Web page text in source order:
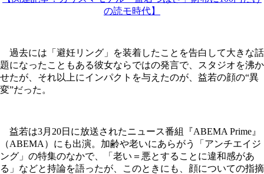
の読モ時代】
過去には「避妊リング」を装着したことを告白して大きな話
題になったこともある彼女ならではの発言で、スタジオを沸か
せたが、それ以上にインパクトを与えたのが、益若の顔の“異
変”だった。
益若は3月20日に放送されたニュース番組『ABEMA Prime』
（ABEMA）にも出演。加齢や老いにあらがう「アンチエイジ
ング」の特集のなかで、「老い＝悪とすることに違和感があ
る」などと持論を語ったが、このときにも、顔についての指摘